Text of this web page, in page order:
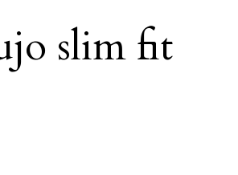
slim fit